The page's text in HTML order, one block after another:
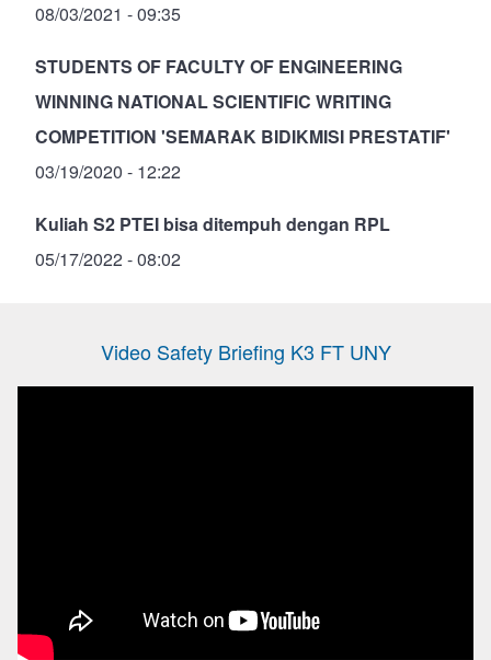
08/03/2021 - 09:35
STUDENTS OF FACULTY OF ENGINEERING
WINNING NATIONAL SCIENTIFIC WRITING
COMPETITION 'SEMARAK BIDIKMISI PRESTATIF'
03/19/2020 - 12:22
Kuliah S2 PTEI bisa ditempuh dengan RPL
05/17/2022 - 08:02
Video Safety Briefing K3 FT UNY